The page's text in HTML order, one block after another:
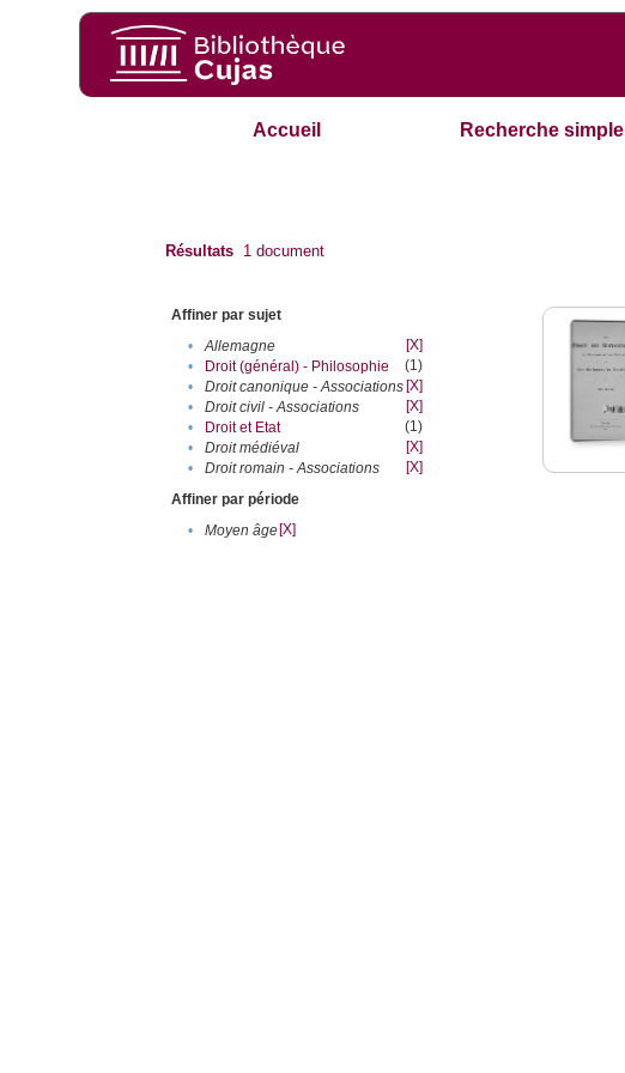
Accueil Recherche simple
Résultats 1 document
Affiner par sujet
•
Allemagne
[X]
•
Droit (général) - Philosophie
(1)
•
Droit canonique - Associations [X]
•
Droit civil - Associations
[X]
•
Droit et Etat
(1)
•
Droit médiéval
[X]
•
Droit romain - Associations
[X]
Affiner par période
•
Moyen âge[X]